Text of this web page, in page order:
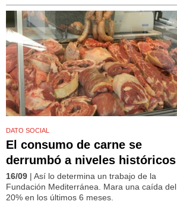
DATO SOCIAL
El consumo de carne se
derrumbó a niveles históricos
16/09 | Así lo determina un trabajo de la
Fundación Mediterránea. Mara una caída del
20% en los últimos 6 meses.